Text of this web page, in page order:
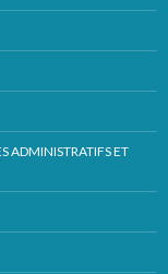
ADMINISTRATIFS ET